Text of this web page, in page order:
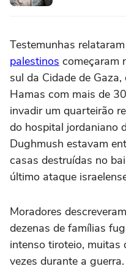
Testemunhas
palestinos começaram
sul da Cidade de
Hamas com mais de
invadir um quarteirão
do hospital jordaniano
Dughmush estavam
casas destruídas no
último ataque
Moradores
dezenas de famílias
intenso tiroteio, muitas
vezes durante a